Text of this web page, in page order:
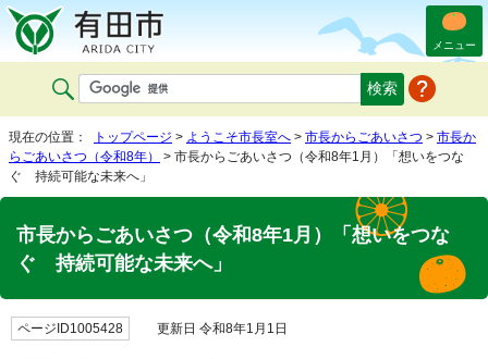
メニュー
現在の位置： トップページ > ようこそ市長室へ > 市長からごあいさつ > 市長か
らごあいさつ（令和8年）
> 市長からごあいさつ（令和8年1月）「想いをつな
ぐ 持続可能な未来へ」
市長からごあいさつ（令和8年1月）「想いをつな
ぐ 持続可能な未来へ」
ページID1005428 更新日 令和8年1月1日